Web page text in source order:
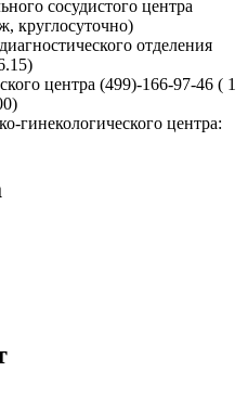
сосудистого центра
круглосуточно)
отделения
центра (499)-166-97-46 ( 1
гинекологического центра: